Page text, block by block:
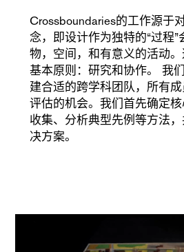
Crossboundaries的工作源于
念，即设计作为独特的“过程
物，空间，和有意义的活动
基本原则：研究和协作。 我
建合适的跨学科团队，所有成
评估的机会。我们首先确定
收集、分析典型先例等方法
决方案。